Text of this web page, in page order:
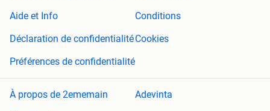
Aide et Info
Conditions
Déclaration de confidentialitéCookies
Préférences de confidentialité
À propos de 2ememain
Adevinta